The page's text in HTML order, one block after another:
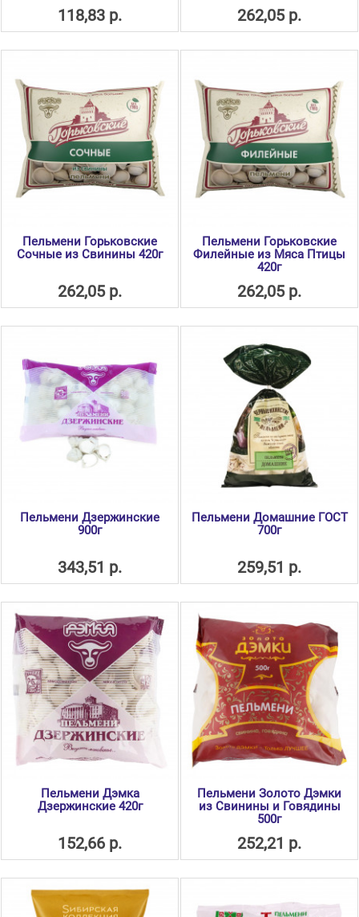
118,83 р. 262,05 р.
Пельмени Горьковские
Сочные из Свинины 420г
262,05 р.
Пельмени Горьковские
Филейные из Мяса Птицы
420г
262,05 р.
Пельмени Дзержинские
900г
343,51 р.
Пельмени Домашние ГОСТ
700г
259,51 р.
Пельмени Дэмка
Дзержинские 420г
152,66 р.
Пельмени Золото Дэмки
из Свинины и Говядины
500г
252,21 р.